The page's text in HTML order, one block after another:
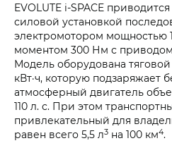
EVOLUTE i‑SPACE
силовой установкой
электромотором мощностью
моментом 300 Нм с
Модель оборудована
кВт·ч, которую подзаряжает
атмосферный двигатель
110 л. с. При этом
привлекательный для
равен всего 5,5 л3 на 100 км4.